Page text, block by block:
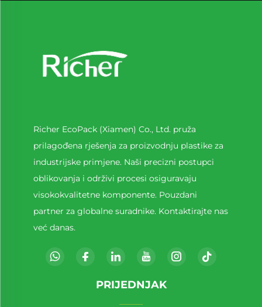
Richer EcoPack (Xiamen) Co., Ltd. pruža
prilagođena rješenja za proizvodnju plastike za
industrijske primjene. Naši precizni postupci
oblikovanja i održivi procesi osiguravaju
visokokvalitetne komponente. Pouzdani
partner za globalne suradnike. Kontaktirajte nas
već danas.
PRIJEDNJAK